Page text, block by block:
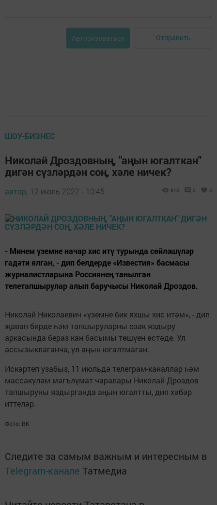
Авторизоваться Отправить
ШОУ-БИЗНЕС
Николай Дроздовның, "аңын югалткан"
дигән сүзләрдән соң, хәле ничек?
автор, 12 июль 2022 - 10:45 910 0 0
- Минем үземне начар хис итү турында сөйләшүләр
гадәти ялган, - дип белдерде «Известия» басмасы
журналистларына Россиянең танылган
телетапшырулар алып баручысы Николай Дроздов.
Николай Николаевич «үземне бик яхшы хис итәм», - дип
җавап бирде һәм тапшыруларны озак яздыру
аркасында бераз кан басымы төшүен өстәде. Ул
ассызыклаганча, ул аңын югалтмаган.
Искәртеп узабыз, 11 июльдә телеграм-каналлар һәм
массакүләм мәгълүмат чаралары Николай Дроздов
тапшыруны яздырганда аңын югалтты, дип хәбәр
иттеләр.
Фото: ВК
Следите за самым важным и интересным в
Telegram-канале Татмедиа